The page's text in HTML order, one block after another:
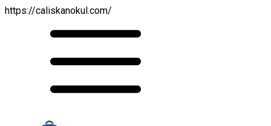
https://caliskanokul.com/